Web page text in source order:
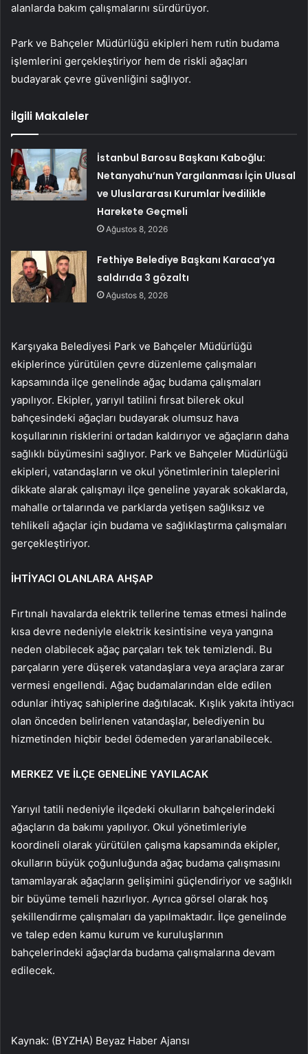
alanlarda bakım çalışmalarını sürdürüyor.
Park ve Bahçeler Müdürlüğü ekipleri hem rutin budama
işlemlerini gerçekleştiriyor hem de riskli ağaçları
budayarak çevre güvenliğini sağlıyor.
İlgili Makaleler
İstanbul Barosu Başkanı Kaboğlu:
Netanyahu’nun Yargılanması İçin Ulusal
ve Uluslararası Kurumlar İvedilikle
Harekete Geçmeli
Ağustos 8, 2026
Fethiye Belediye Başkanı Karaca’ya
saldırıda 3 gözaltı
Ağustos 8, 2026
Karşıyaka Belediyesi Park ve Bahçeler Müdürlüğü
ekiplerince yürütülen çevre düzenleme çalışmaları
kapsamında ilçe genelinde ağaç budama çalışmaları
yapılıyor. Ekipler, yarıyıl tatilini fırsat bilerek okul
bahçesindeki ağaçları budayarak olumsuz hava
koşullarının risklerini ortadan kaldırıyor ve ağaçların daha
sağlıklı büyümesini sağlıyor. Park ve Bahçeler Müdürlüğü
ekipleri, vatandaşların ve okul yönetimlerinin taleplerini
dikkate alarak çalışmayı ilçe geneline yayarak sokaklarda,
mahalle ortalarında ve parklarda yetişen sağlıksız ve
tehlikeli ağaçlar için budama ve sağlıklaştırma çalışmaları
gerçekleştiriyor.
İHTİYACI OLANLARA AHŞAP
Fırtınalı havalarda elektrik tellerine temas etmesi halinde
kısa devre nedeniyle elektrik kesintisine veya yangına
neden olabilecek ağaç parçaları tek tek temizlendi. Bu
parçaların yere düşerek vatandaşlara veya araçlara zarar
vermesi engellendi. Ağaç budamalarından elde edilen
odunlar ihtiyaç sahiplerine dağıtılacak. Kışlık yakıta ihtiyacı
olan önceden belirlenen vatandaşlar, belediyenin bu
hizmetinden hiçbir bedel ödemeden yararlanabilecek.
MERKEZ VE İLÇE GENELİNE YAYILACAK
Yarıyıl tatili nedeniyle ilçedeki okulların bahçelerindeki
ağaçların da bakımı yapılıyor. Okul yönetimleriyle
koordineli olarak yürütülen çalışma kapsamında ekipler,
okulların büyük çoğunluğunda ağaç budama çalışmasını
tamamlayarak ağaçların gelişimini güçlendiriyor ve sağlıklı
bir büyüme temeli hazırlıyor. Ayrıca görsel olarak hoş
şekillendirme çalışmaları da yapılmaktadır. İlçe genelinde
ve talep eden kamu kurum ve kuruluşlarının
bahçelerindeki ağaçlarda budama çalışmalarına devam
edilecek.
Kaynak: (BYZHA) Beyaz Haber Ajansı